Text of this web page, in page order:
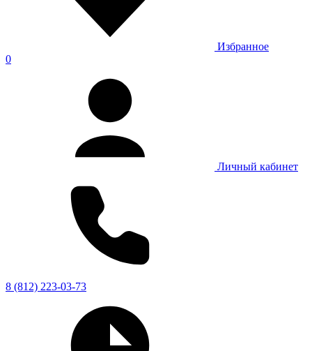
Избранное
0
Личный кабинет
8 (812) 223-03-73